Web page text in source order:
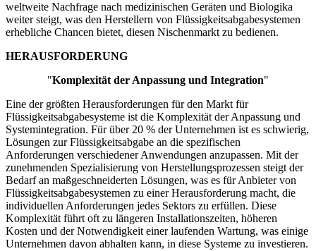
weltweite Nachfrage nach medizinischen Geräten und Biologika
weiter steigt, was den Herstellern von Flüssigkeitsabgabesystemen
erhebliche Chancen bietet, diesen Nischenmarkt zu bedienen.
HERAUSFORDERUNG
"Komplexität der Anpassung und Integration"
Eine der größten Herausforderungen für den Markt für
Flüssigkeitsabgabesysteme ist die Komplexität der Anpassung und
Systemintegration. Für über 20 % der Unternehmen ist es schwierig,
Lösungen zur Flüssigkeitsabgabe an die spezifischen
Anforderungen verschiedener Anwendungen anzupassen. Mit der
zunehmenden Spezialisierung von Herstellungsprozessen steigt der
Bedarf an maßgeschneiderten Lösungen, was es für Anbieter von
Flüssigkeitsabgabesystemen zu einer Herausforderung macht, die
individuellen Anforderungen jedes Sektors zu erfüllen. Diese
Komplexität führt oft zu längeren Installationszeiten, höheren
Kosten und der Notwendigkeit einer laufenden Wartung, was einige
Unternehmen davon abhalten kann, in diese Systeme zu investieren.